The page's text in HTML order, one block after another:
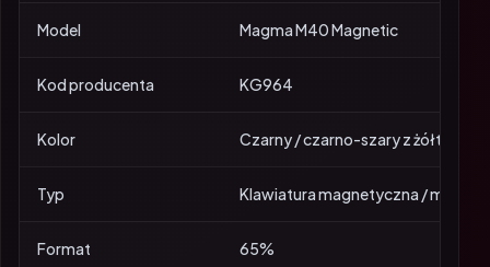
Model Magma M40 Magnetic
Kod producenta KG964
Kolor Czarny / czarno-szary z żółtymi
Typ Klawiatura magnetyczna /
Format 65%